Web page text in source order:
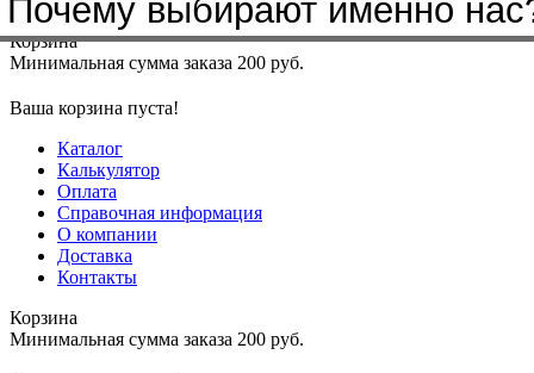
Меню+7(4912)50-37-50sbit@krep62.ru
Корзина
Минимальная сумма заказа 200 руб.
Ваша корзина пуста!
Каталог
Калькулятор
Оплата
Справочная информация
О компании
Доставка
Контакты
Корзина
Минимальная сумма заказа 200 руб.
Почему выбирают именно